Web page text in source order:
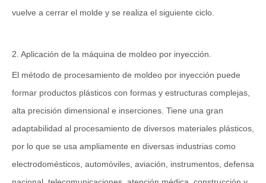
vuelve a cerrar el molde y se realiza el siguiente ciclo.
2. Aplicación de la máquina de moldeo por inyección.
El método de procesamiento de moldeo por inyección puede
formar productos plásticos con formas y estructuras complejas,
alta precisión dimensional e inserciones. Tiene una gran
adaptabilidad al procesamiento de diversos materiales plásticos,
por lo que se usa ampliamente en diversas industrias como
electrodomésticos, automóviles, aviación, instrumentos, defensa